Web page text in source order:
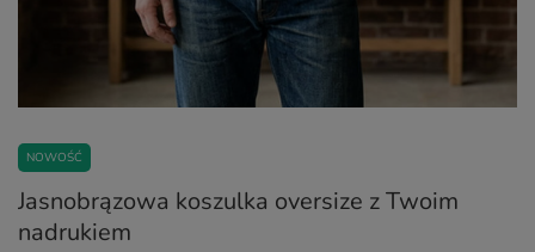
NOWOŚĆ
Jasnobrązowa koszulka oversize z Twoim
nadrukiem